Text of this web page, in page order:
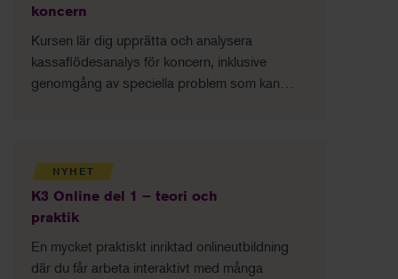
koncern
Kursen lär dig upprätta och analysera
kassaflödesanalys för koncern, inklusive
genomgång av speciella problem som kan
NYHET
K3 Online del 1 – teori och
praktik
En mycket praktiskt inriktad onlineutbildning
där du får arbeta interaktivt med många